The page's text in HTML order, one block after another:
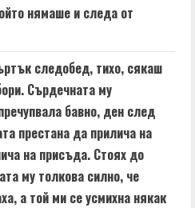
нямаше и следа от
следобед, тихо, сякаш
Сърдечната му
бавно, ден след
престана да прилича на
на присъда. Стоях до
му толкова силно, че
а той ми се усмихна някак